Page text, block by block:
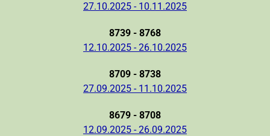
27.10.2025 - 10.11.2025
8739 - 8768
12.10.2025 - 26.10.2025
8709 - 8738
27.09.2025 - 11.10.2025
8679 - 8708
12.09.2025 - 26.09.2025